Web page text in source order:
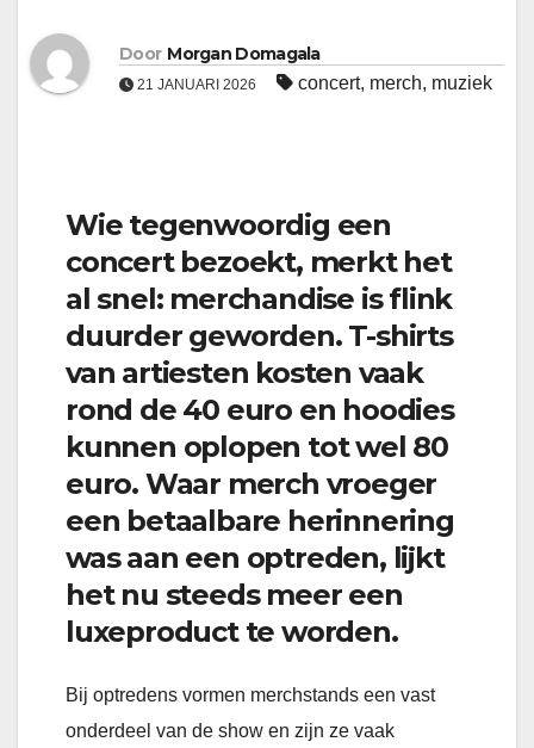
Door Morgan Domagala
21 JANUARI 2026 concert, merch, muziek
Wie tegenwoordig een
concert bezoekt, merkt het
al snel: merchandise is flink
duurder geworden. T-shirts
van artiesten kosten vaak
rond de 40 euro en hoodies
kunnen oplopen tot wel 80
euro. Waar merch vroeger
een betaalbare herinnering
was aan een optreden, lijkt
het nu steeds meer een
luxeproduct te worden.
Bij optredens vormen merchstands een vast
onderdeel van de show en zijn ze vaak